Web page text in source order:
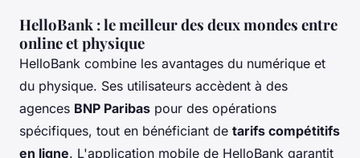
HelloBank : le meilleur des deux mondes entre
online et physique
HelloBank combine les avantages du numérique et
du physique. Ses utilisateurs accèdent à des
agences BNP Paribas pour des opérations
spécifiques, tout en bénéficiant de tarifs compétitifs
en ligne. L'application mobile de HelloBank garantit